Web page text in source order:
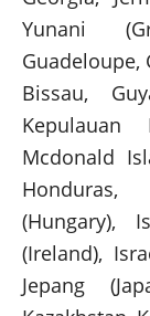
Yunani
Guadeloupe,
Bissau,
Mcdonald
Honduras,
(Hungary),
(Ireland),
Jepang